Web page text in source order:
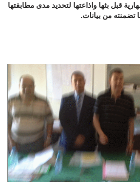
قبل بثها واذاعتها لتحديد مدى مطابقتها
تضمنته من بيانات.